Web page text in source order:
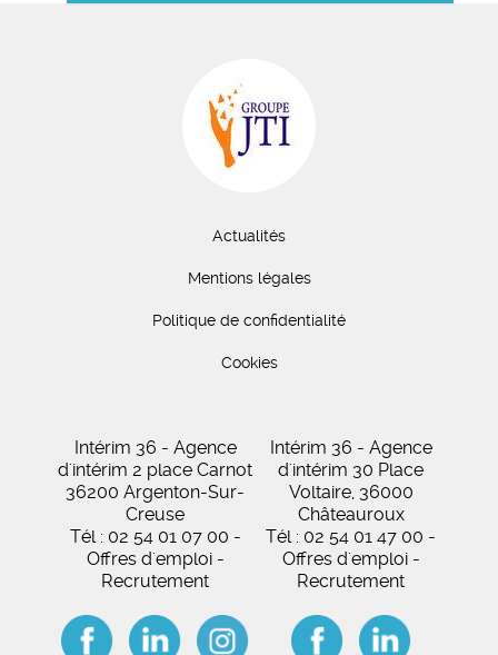
Actualités
Mentions légales
Politique de confidentialité
Cookies
Intérim 36 - Agence
d'intérim 2 place Carnot
36200 Argenton-Sur-
Creuse
Tél : 02 54 01 07 00 -
Offres d'emploi -
Recrutement
Intérim 36 - Agence
d'intérim 30 Place
Voltaire, 36000
Châteauroux
Tél : 02 54 01 47 00 -
Offres d'emploi -
Recrutement